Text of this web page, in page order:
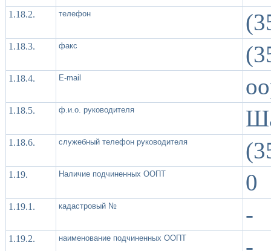
1.18.2. телефон
1.18.3. факс
1.18.4. Е-mail
1.18.5. ф.и.о. руководителя
1.18.6. служебный телефон руководителя
1.19. Наличие подчиненных ООПТ 0
1.19.1. кадастровый № -
1.19.2. наименование подчиненных ООПТ